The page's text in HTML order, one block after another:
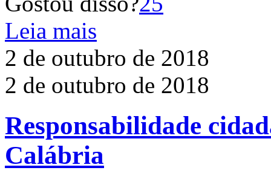
Leia mais
2 de outubro de 2018
2 de outubro de 2018
Responsabilidade
Calábria